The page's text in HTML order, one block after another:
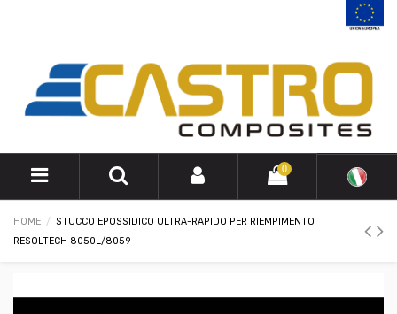
0
HOME
STUCCO EPOSSIDICO ULTRA-RAPIDO PER RIEMPIMENTO
RESOLTECH 8050L/8059